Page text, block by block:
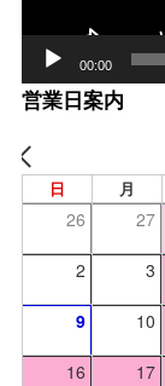
00:00
営業日案内
日 月
26 27
2 3
9 10
16 17